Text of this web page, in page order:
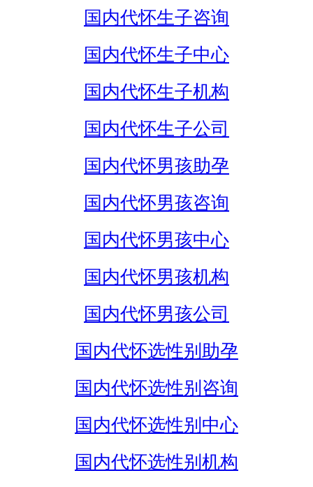
国内代怀生子咨询
国内代怀生子中心
国内代怀生子机构
国内代怀生子公司
国内代怀男孩助孕
国内代怀男孩咨询
国内代怀男孩中心
国内代怀男孩机构
国内代怀男孩公司
国内代怀选性别助孕
国内代怀选性别咨询
国内代怀选性别中心
国内代怀选性别机构